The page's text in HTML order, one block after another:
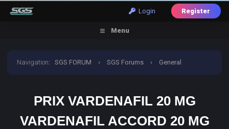
Login Register
Menu
Navigation:SGS FORUM › SGS Forums › General
PRIX VARDENAFIL 20 MG
VARDENAFIL ACCORD 20 MG